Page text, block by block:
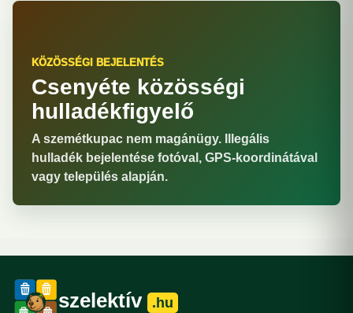
KÖZÖSSÉGI BEJELENTÉS
Csenyéte közösségi
hulladékfigyelő
A szemétkupac nem magánügy. Illegális
hulladék bejelentése fotóval, GPS-koordinátával
vagy település alapján.
szelektív .hu